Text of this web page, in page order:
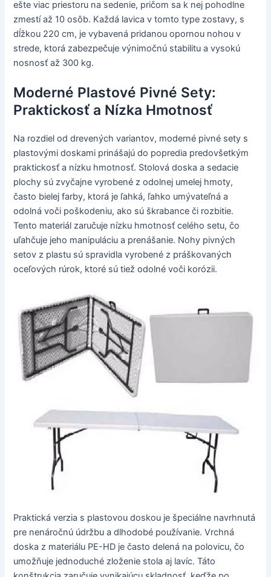
ešte viac priestoru na sedenie, pričom sa k nej pohodlne
zmestí až 10 osôb. Každá lavica v tomto type zostavy, s
dĺžkou 220 cm, je vybavená pridanou opornou nohou v
strede, ktorá zabezpečuje výnimočnú stabilitu a vysokú
nosnosť až 300 kg.
Moderné Plastové Pivné Sety:
Praktickosť a Nízka Hmotnosť
Na rozdiel od drevených variantov, moderné pivné sety s
plastovými doskami prinášajú do popredia predovšetkým
praktickosť a nízku hmotnosť. Stolová doska a sedacie
plochy sú zvyčajne vyrobené z odolnej umelej hmoty,
často bielej farby, ktorá je ľahká, ľahko umývateľná a
odolná voči poškodeniu, ako sú škrabance či rozbitie.
Tento materiál zaručuje nízku hmotnosť celého setu, čo
uľahčuje jeho manipuláciu a prenášanie. Nohy pivných
setov z plastu sú spravidla vyrobené z práškovaných
oceľových rúrok, ktoré sú tiež odolné voči korózii.
Praktická verzia s plastovou doskou je špeciálne navrhnutá
pre nenáročnú údržbu a dlhodobé používanie. Vrchná
doska z materiálu PE-HD je často delená na polovicu, čo
umožňuje jednoduché zloženie stola aj lavíc. Táto